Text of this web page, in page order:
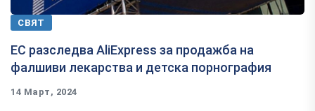
СВЯТ
ЕС разследва AliExpress за продажба на
фалшиви лекарства и детска порнография
14 Март, 2024